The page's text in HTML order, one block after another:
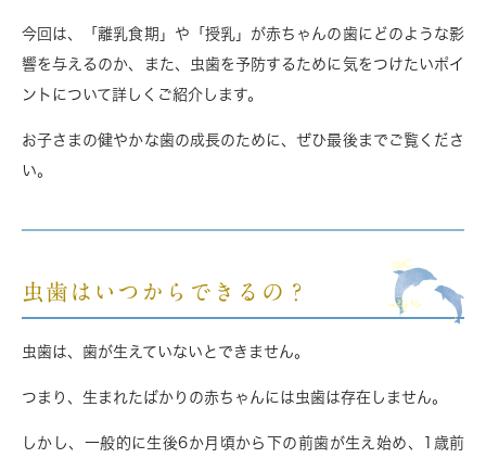
今回は、「離乳食期」や「授乳」が赤ちゃんの歯にどのような影
響を与えるのか、また、虫歯を予防するために気をつけたいポイ
ントについて詳しくご紹介します。
お子さまの健やかな歯の成長のために、ぜひ最後までご覧くださ
い。
虫歯はいつからできるの？
虫歯は、歯が生えていないとできません。
つまり、生まれたばかりの赤ちゃんには虫歯は存在しません。
しかし、一般的に生後6か月頃から下の前歯が生え始め、1歳前